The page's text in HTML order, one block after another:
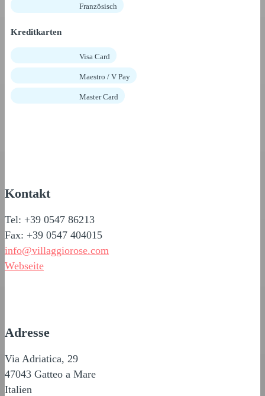
Französisch
Kreditkarten
Visa Card
Maestro / V Pay
Master Card
Kontakt
Tel: +39 0547 86213
Fax: +39 0547 404015
info@villaggiorose.com
Webseite
Adresse
Via Adriatica, 29
47043 Gatteo a Mare
Italien